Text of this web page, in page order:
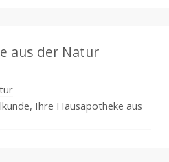
aus der Natur